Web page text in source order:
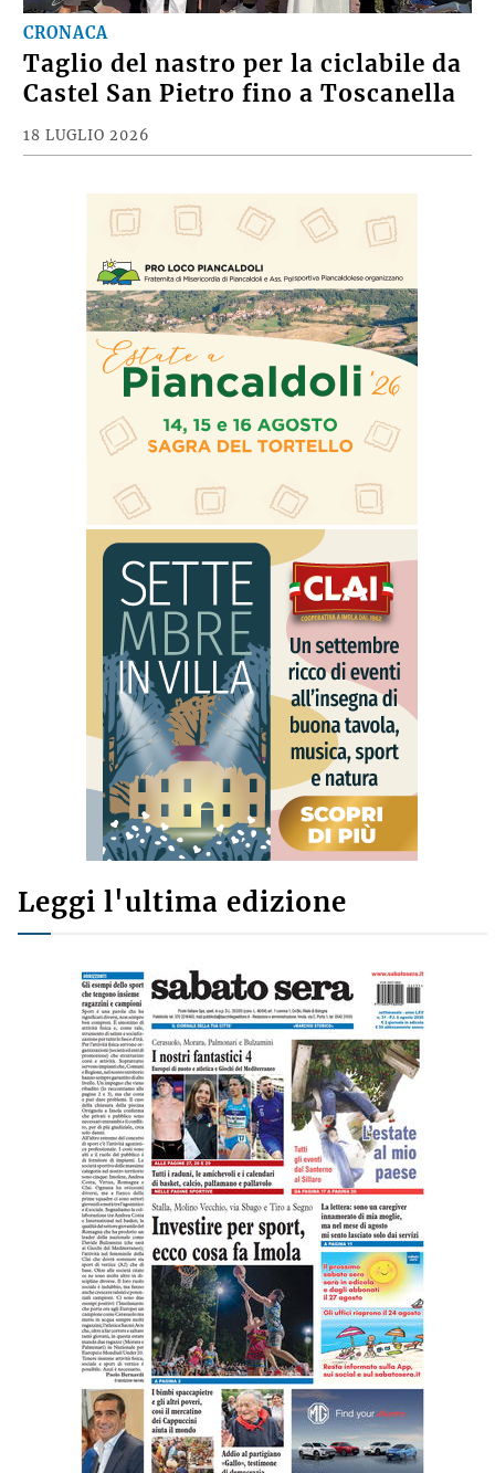
CRONACA
Taglio del nastro per la ciclabile da
Castel San Pietro fino a Toscanella
18 LUGLIO 2026
Leggi l'ultima edizione